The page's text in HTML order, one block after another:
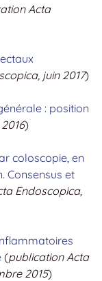
Acta
juin 2017)
: position
)
coloscopie, en
Consensus et
Endoscopica,
(publication Acta
2015)